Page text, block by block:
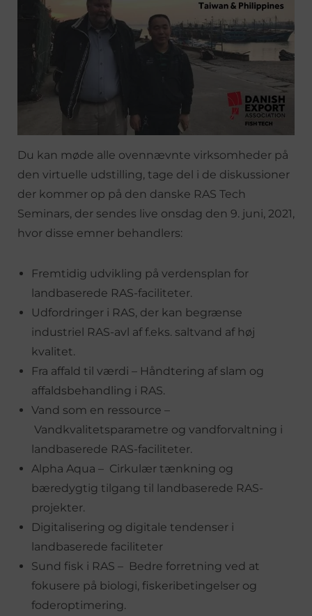
Du kan møde alle ovennævnte virksomheder på
den virtuelle udstilling, tage del i de diskussioner
der kommer op på den danske RAS Tech
Seminars, der sendes live onsdag den 9. juni, 2021,
hvor disse emner behandlers:
Fremtidig udvikling på verdensplan for
landbaserede RAS-faciliteter.
Udfordringer i RAS, der kan begrænse
industriel RAS-avl af f.eks. saltvand af høj
kvalitet.
Fra affald til værdi – Håndtering af slam og
affaldsbehandling i RAS.
Vand som en ressource –
Vandkvalitetsparametre og vandforvaltning i
landbaserede RAS-faciliteter.
Alpha Aqua – Cirkulær tænkning og
bæredygtig tilgang til landbaserede RAS-
projekter.
Digitalisering og digitale tendenser i
landbaserede faciliteter
Sund fisk i RAS – Bedre forretning ved at
fokusere på biologi, fiskeribetingelser og
foderoptimering.